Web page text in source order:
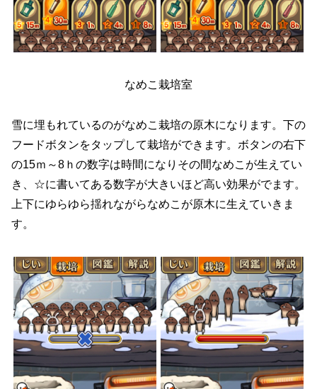
なめこ栽培室
雪に埋もれているのがなめこ栽培の原木になります。下の
フードボタンをタップして栽培ができます。ボタンの右下
の15ｍ～8ｈの数字は時間になりその間なめこが生えてい
き、☆に書いてある数字が大きいほど高い効果がでます。
上下にゆらゆら揺れながらなめこが原木に生えていきま
す。